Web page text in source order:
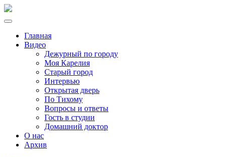
Главная
Видео
Дежурный по городу
Моя Карелия
Старый город
Интервью
Открытая дверь
По Тихому
Вопросы и ответы
Гость в студии
Домашний доктор
О нас
Архив